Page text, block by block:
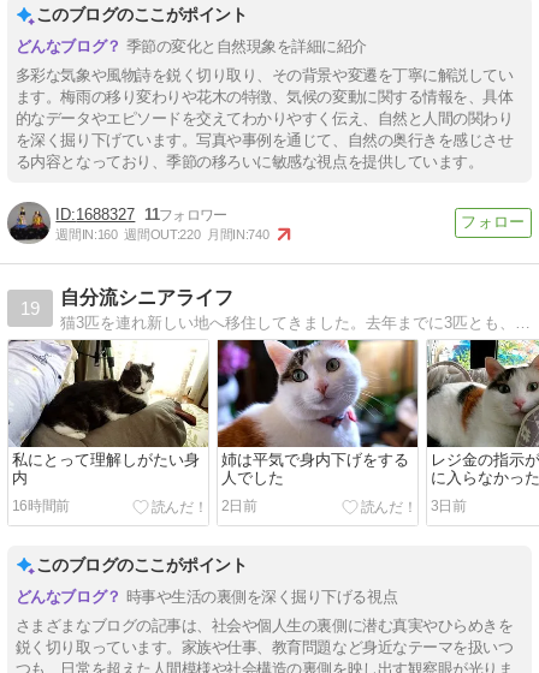
このブログのここがポイント
季節の変化と自然現象を詳細に紹介
多彩な気象や風物詩を鋭く切り取り、その背景や変遷を丁寧に解説してい
ます。梅雨の移り変わりや花木の特徴、気候の変動に関する情報を、具体
的なデータやエピソードを交えてわかりやすく伝え、自然と人間の関わり
を深く掘り下げています。写真や事例を通じて、自然の奥行きを感じさせ
る内容となっており、季節の移ろいに敏感な視点を提供しています。
1688327 11
週間IN:160 週間OUT:220 月間IN:740
19
自分流シニアライフ
猫3匹を連れ新しい地へ移住してきました。去年までに3匹とも、そして両親も見送り、これから自分だけのシニアライフが始まります。
私にとって理解しがたい身
内
16時間前
姉は平気で身内下げをする
人でした
2日前
レジ金の指示
に入らなかっ
3日前
このブログのここがポイント
時事や生活の裏側を深く掘り下げる視点
さまざまなブログの記事は、社会や個人生の裏側に潜む真実やひらめきを
鋭く切り取っています。家族や仕事、教育問題など身近なテーマを扱いつ
つも、日常を超えた人間模様や社会構造の裏側を映し出す観察眼が光りま